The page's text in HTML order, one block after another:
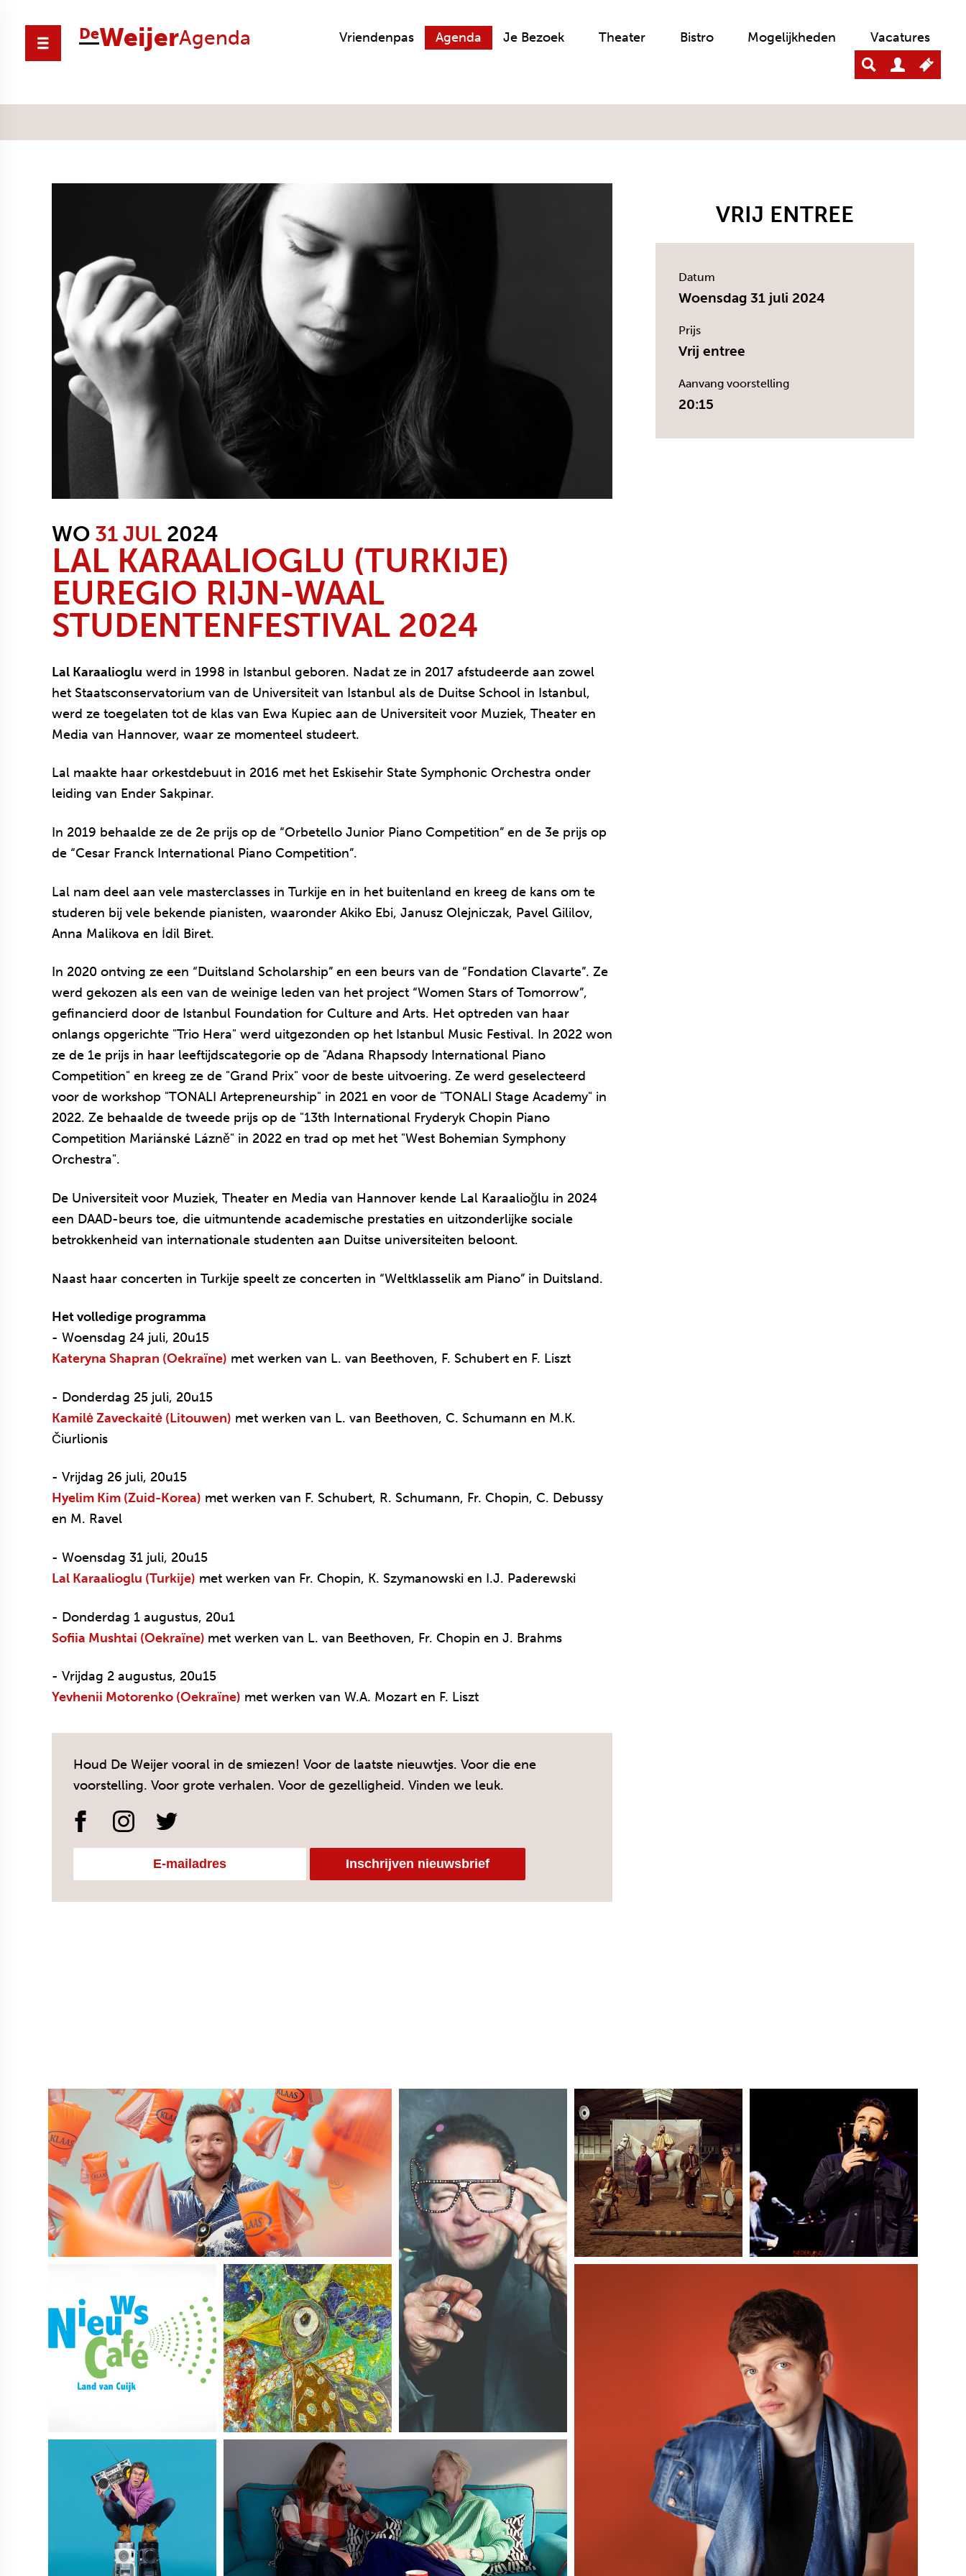
DeWeijerAgenda Vriendenpas Agenda Je Bezoek Theater Bistro Mogelijkheden Vacatures
WO 31 JUL 2024
LAL KARAALIOGLU (TURKIJE)
EUREGIO RIJN-WAAL
STUDENTENFESTIVAL 2024
Lal Karaalioglu werd in 1998 in Istanbul geboren. Nadat ze in 2017 afstudeerde aan zowel
het Staatsconservatorium van de Universiteit van Istanbul als de Duitse School in Istanbul,
werd ze toegelaten tot de klas van Ewa Kupiec aan de Universiteit voor Muziek, Theater en
Media van Hannover, waar ze momenteel studeert.
Lal maakte haar orkestdebuut in 2016 met het Eskisehir State Symphonic Orchestra onder
leiding van Ender Sakpinar.
In 2019 behaalde ze de 2e prijs op de “Orbetello Junior Piano Competition” en de 3e prijs op
de “Cesar Franck International Piano Competition”.
Lal nam deel aan vele masterclasses in Turkije en in het buitenland en kreeg de kans om te
studeren bij vele bekende pianisten, waaronder Akiko Ebi, Janusz Olejniczak, Pavel Gililov,
Anna Malikova en İdil Biret.
In 2020 ontving ze een “Duitsland Scholarship” en een beurs van de “Fondation Clavarte”. Ze
werd gekozen als een van de weinige leden van het project “Women Stars of Tomorrow”,
gefinancierd door de Istanbul Foundation for Culture and Arts. Het optreden van haar
onlangs opgerichte "Trio Hera" werd uitgezonden op het Istanbul Music Festival. In 2022 won
ze de 1e prijs in haar leeftijdscategorie op de "Adana Rhapsody International Piano
Competition" en kreeg ze de "Grand Prix" voor de beste uitvoering. Ze werd geselecteerd
voor de workshop "TONALI Artepreneurship" in 2021 en voor de "TONALI Stage Academy" in
2022. Ze behaalde de tweede prijs op de "13th International Fryderyk Chopin Piano
Competition Mariánské Lázně" in 2022 en trad op met het "West Bohemian Symphony
Orchestra".
De Universiteit voor Muziek, Theater en Media van Hannover kende Lal Karaalioğlu in 2024
een DAAD-beurs toe, die uitmuntende academische prestaties en uitzonderlijke sociale
betrokkenheid van internationale studenten aan Duitse universiteiten beloont.
Naast haar concerten in Turkije speelt ze concerten in “Weltklasselik am Piano” in Duitsland.
Het volledige programma
- Woensdag 24 juli, 20u15
Kateryna Shapran (Oekraïne) met werken van L. van Beethoven, F. Schubert en F. Liszt
- Donderdag 25 juli, 20u15
Kamilė Zaveckaitė (Litouwen) met werken van L. van Beethoven, C. Schumann en M.K.
Čiurlionis
- Vrijdag 26 juli, 20u15
Hyelim Kim (Zuid-Korea) met werken van F. Schubert, R. Schumann, Fr. Chopin, C. Debussy
en M. Ravel
- Woensdag 31 juli, 20u15
Lal Karaalioglu (Turkije) met werken van Fr. Chopin, K. Szymanowski en I.J. Paderewski
- Donderdag 1 augustus, 20u1
Sofiia Mushtai (Oekraïne) met werken van L. van Beethoven, Fr. Chopin en J. Brahms
- Vrijdag 2 augustus, 20u15
Yevhenii Motorenko (Oekraïne) met werken van W.A. Mozart en F. Liszt
Houd De Weijer vooral in de smiezen! Voor de laatste nieuwtjes. Voor die ene
voorstelling. Voor grote verhalen. Voor de gezelligheid. Vinden we leuk.
VRIJ ENTREE
Datum
Woensdag 31 juli 2024
Prijs
Vrij entree
Aanvang voorstelling
20:15